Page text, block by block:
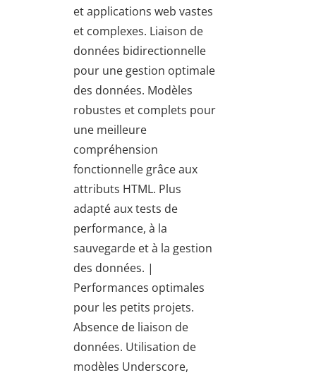
et applications web vastes
et complexes. Liaison de
données bidirectionnelle
pour une gestion optimale
des données. Modèles
robustes et complets pour
une meilleure
compréhension
fonctionnelle grâce aux
attributs HTML. Plus
adapté aux tests de
performance, à la
sauvegarde et à la gestion
des données. |
Performances optimales
pour les petits projets.
Absence de liaison de
données. Utilisation de
modèles Underscore,